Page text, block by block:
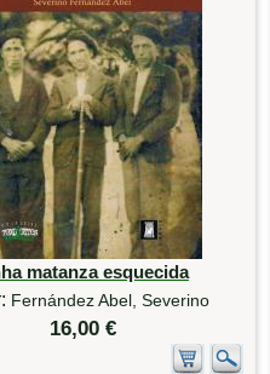
matanza esquecida
Fernández Abel, Severino
16,00 €